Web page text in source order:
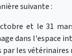
suivante :
et le 31
dans l'espace
les